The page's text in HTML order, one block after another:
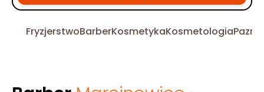
FryzjerstwoBarberKosmetykaKosmetologia